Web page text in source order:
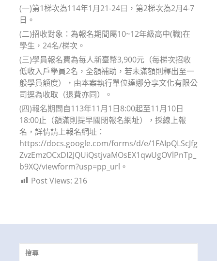
(一)第1梯次為114年1月21-24日，第2梯次為2月4-7
日。
(二)招收對象：為報名期間屬10~12年級高中(職)在
學生，24名/梯次。
(三)學員報名費為每人新臺幣3,900元（每梯次招收
低收入戶學員2名，全額補助，若未滿額則釋出至一
般學員額度），由本案執行單位達娜分享文化有限公
司逕為收取（退費亦同）。
(四)報名期間自113年11月1日8:00起至11月10日
18:00止（額滿則提早關閉報名網址），採線上報
名，詳情請上報名網址：
https://docs.google.com/forms/d/e/1FAIpQLScJfg
ZvzEmzOCxDI2JQUiQstjvaMOsEX1qwUgOVlPnTp_
b9XQ/viewform?usp=pp_url。
Post Views: 216
Search
for: